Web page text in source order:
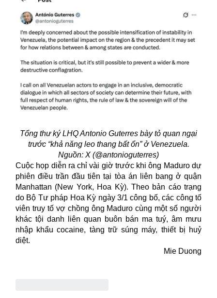
Tổng thư ký LHQ Antonio Guterres bày tỏ quan ngại
trước “khả năng leo thang bất ổn” ở Venezuela.
Nguồn: X (@antonioguterres)
Cuộc họp diễn ra chỉ vài giờ trước khi ông Maduro dự
phiên điều trần đầu tiên tại tòa án liên bang ở quận
Manhattan (New York, Hoa Kỳ). Theo bản cáo trạng
do Bộ Tư pháp Hoa Kỳ ngày 3/1 công bố, các công tố
viên truy tố vợ chồng ông Maduro cùng một số người
khác tội danh liên quan buôn bán ma tuý, âm mưu
nhập khẩu cocaine, tàng trữ súng máy, thiết bị huỷ
diệt.
Mie Duong